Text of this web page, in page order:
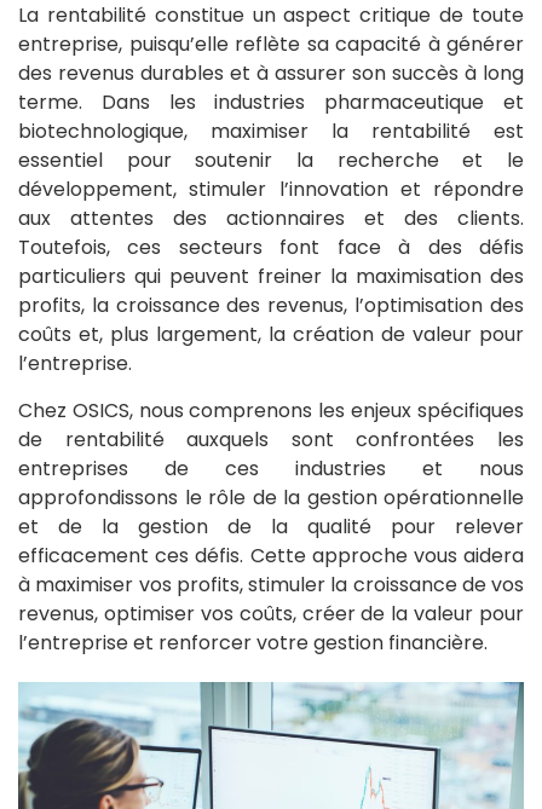
La rentabilité constitue un aspect critique de toute
entreprise, puisqu’elle reflète sa capacité à générer
des revenus durables et à assurer son succès à long
terme. Dans les industries pharmaceutique et
biotechnologique, maximiser la rentabilité est
essentiel pour soutenir la recherche et le
développement, stimuler l’innovation et répondre
aux attentes des actionnaires et des clients.
Toutefois, ces secteurs font face à des défis
particuliers qui peuvent freiner la maximisation des
profits, la croissance des revenus, l’optimisation des
coûts et, plus largement, la création de valeur pour
l’entreprise.
Chez OSICS, nous comprenons les enjeux spécifiques
de rentabilité auxquels sont confrontées les
entreprises de ces industries et nous
approfondissons le rôle de la gestion opérationnelle
et de la gestion de la qualité pour relever
efficacement ces défis. Cette approche vous aidera
à maximiser vos profits, stimuler la croissance de vos
revenus, optimiser vos coûts, créer de la valeur pour
l’entreprise et renforcer votre gestion financière.